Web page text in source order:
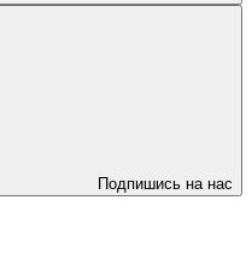
Подпишись на нас